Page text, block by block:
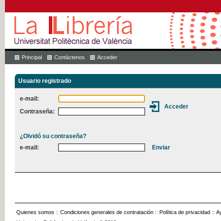
Principal Contáctenos Acceder
Usuario registrado
e-mail:
Contraseña:
¿Olvidó su contraseña?
e-mail:
Quienes somos :: Condiciones generales de contratación :: Política de privacidad ::